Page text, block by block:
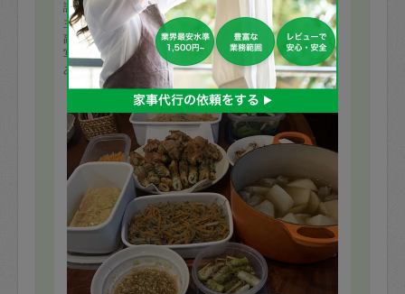
評価：
主菜4品
副菜9品
写真におさまらないくらい、
ある野菜などを上手にお使いいただいて、びっくりする
くらい作っていただきました。
優しい和食居酒屋風メニュー！
夫も子供も大喜びです。
またお願いします。
もっと見る